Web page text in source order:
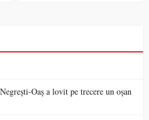
Oaș a lovit pe trecere un oșan